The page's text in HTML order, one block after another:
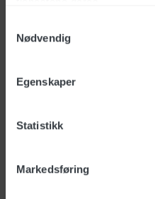
Nødvendig
Egenskaper
Statistikk
Markedsføring
EUR16 ex. vat